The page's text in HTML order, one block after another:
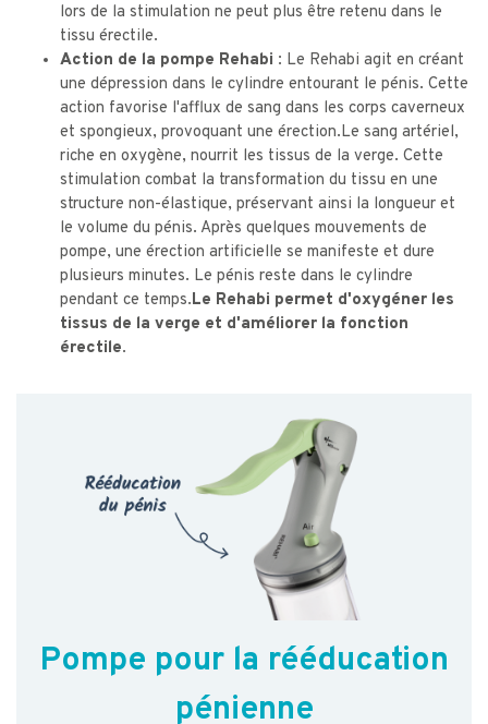
lors de la stimulation ne peut plus être retenu dans le
tissu érectile.
Action de la pompe Rehabi : Le Rehabi agit en créant
une dépression dans le cylindre entourant le pénis. Cette
action favorise l'afflux de sang dans les corps caverneux
et spongieux, provoquant une érection.Le sang artériel,
riche en oxygène, nourrit les tissus de la verge. Cette
stimulation combat la transformation du tissu en une
structure non-élastique, préservant ainsi la longueur et
le volume du pénis. Après quelques mouvements de
pompe, une érection artificielle se manifeste et dure
plusieurs minutes. Le pénis reste dans le cylindre
pendant ce temps.Le Rehabi permet d'oxygéner les
tissus de la verge et d'améliorer la fonction
érectile.
Pompe pour la rééducation
pénienne